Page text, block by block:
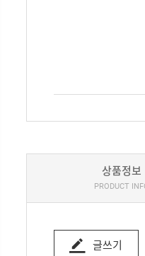
상품정보
PRODUCT
글쓰기